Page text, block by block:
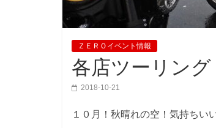
ＺＥＲＯイベント情報
各店ツーリング
2018-10-21
１０月！秋晴れの空！気持ちい